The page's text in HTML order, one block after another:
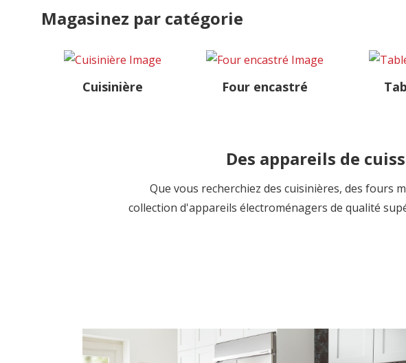
Magasinez par catégorie
Cuisinière Four encastré
Des appareils de
Que vous recherchiez des cuisinières, des fours
collection d'appareils électroménagers de qualité